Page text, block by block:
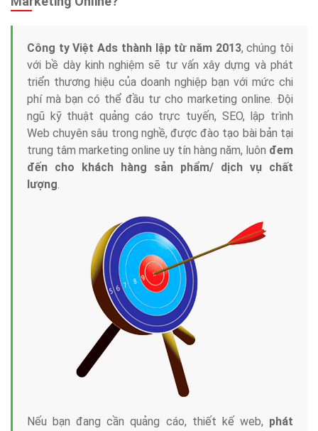
Công ty Việt Ads thành lập từ năm 2013, chúng tôi
với bề dày kinh nghiệm sẽ tư vấn xây dựng và phát
triển thương hiệu của doanh nghiệp bạn với mức chi
phí mà bạn có thể đầu tư cho marketing online. Đội
ngũ kỹ thuật quảng cáo trực tuyến, SEO, lập trình
Web chuyên sâu trong nghề, được đào tạo bài bản tại
trung tâm marketing online uy tín hàng năm, luôn đem
đến cho khách hàng sản phẩm/ dịch vụ chất
lượng.
Nếu bạn đang cần quảng cáo, thiết kế web, phát